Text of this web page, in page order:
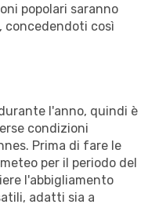
popolari saranno
concedendoti così
l'anno, quindi è
condizioni
Prima di fare le
per il periodo del
l'abbigliamento
adatti sia a